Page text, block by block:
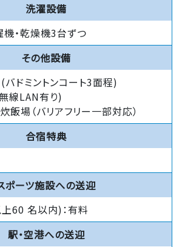
洗濯設備
・乾燥機3台ずつ
その他設備
ドミントンコート3面程)
線LAN有り)
飯場（バリアフリー一部対応）
合宿特典
ポーツ施設への送迎
60 名以内)：有料
駅・空港への送迎